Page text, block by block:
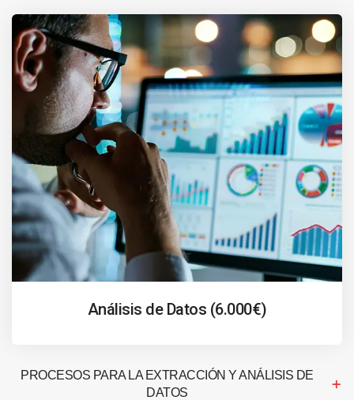
Análisis de Datos (6.000€)
PROCESOS PARA LA EXTRACCIÓN Y ANÁLISIS DE
DATOS